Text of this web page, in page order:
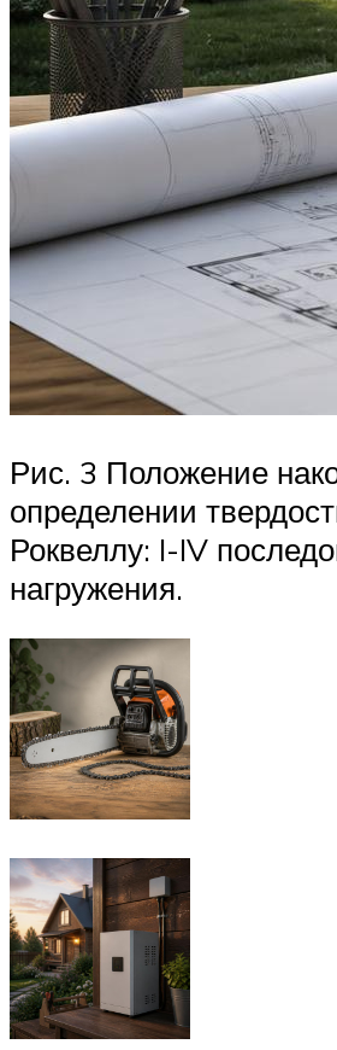
Рис. 3 Положение
определении
Роквеллу: I-IV
нагружения.